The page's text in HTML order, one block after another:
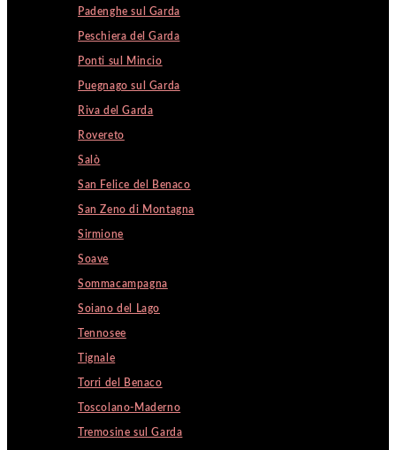
Padenghe sul Garda
Peschiera del Garda
Ponti sul Mincio
Puegnago sul Garda
Riva del Garda
Rovereto
Salò
San Felice del Benaco
San Zeno di Montagna
Sirmione
Soave
Sommacampagna
Soiano del Lago
Tennosee
Tignale
Torri del Benaco
Toscolano-Maderno
Tremosine sul Garda